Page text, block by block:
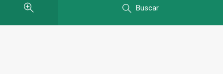
Buscar